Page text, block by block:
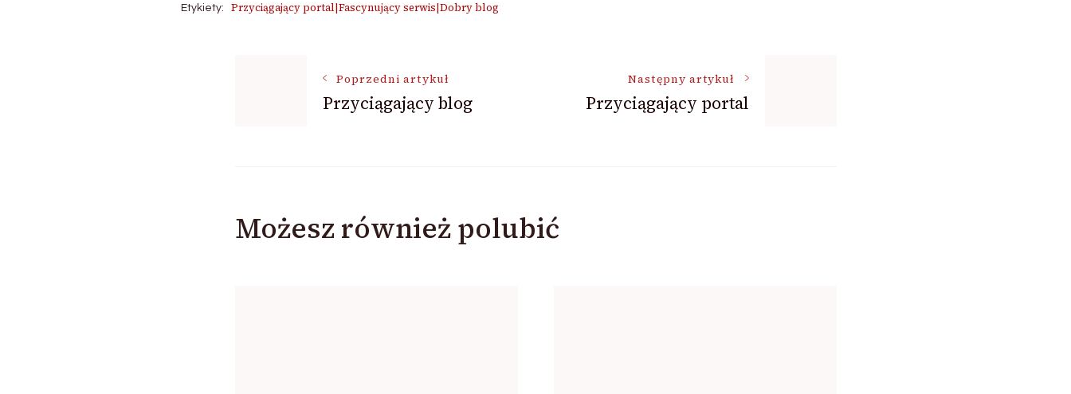
Etykiety: Przyciągający portal|Fascynujący serwis|Dobry blog
NawigacjaPoprzedni artykuł
Przyciągający blog
Następny artykuł
Przyciągający portal
Możesz również polubić